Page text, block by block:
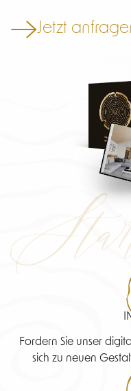
Jetzt
Fordern Sie unser
sich zu neuen